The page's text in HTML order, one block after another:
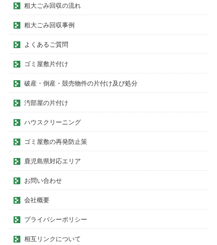
粗大ごみ回収の流れ
粗大ごみ回収事例
よくあるご質問
ゴミ屋敷片付け
破産・倒産・競売物件の片付け及び処分
汚部屋の片付け
ハウスクリーニング
ゴミ屋敷の再発防止策
鹿児島県対応エリア
お問い合わせ
会社概要
プライバシーポリシー
相互リンクについて